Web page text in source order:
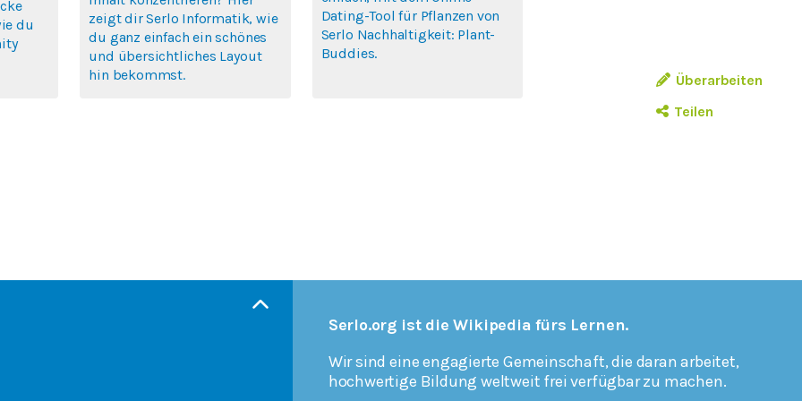
Überarbeiten
Teilen
du
zeigt dir Serlo Informatik, wie
du ganz einfach ein schönes
und übersichtliches Layout
hin bekommst.
Dating-Tool für Pflanzen von
Serlo Nachhaltigkeit: Plant-
Buddies.
Serlo.org ist die Wikipedia fürs Lernen.
Wir sind eine engagierte Gemeinschaft, die daran arbeitet,
hochwertige Bildung weltweit frei verfügbar zu machen.